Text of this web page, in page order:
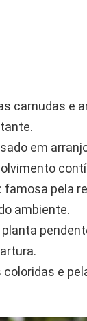
carnudas e
em
: famosa pela
ambiente.
planta
e